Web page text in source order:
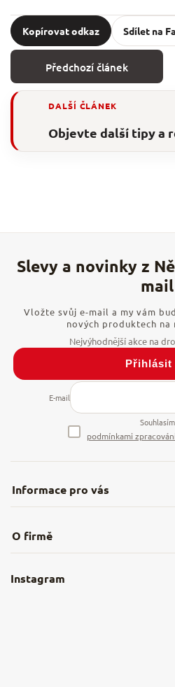
Kopírovat odkaz Sdílet na
Předchozí článek
DALŠÍ ČLÁNEK
Objevte další tipy a
Informace pro vás
Obchodní podmínky
Nejčastější dotazy
Vložte svůj e-mail a my vám
nových produktech na
E-mail
podmínkami
Přihlásit
Instagram
O firmě